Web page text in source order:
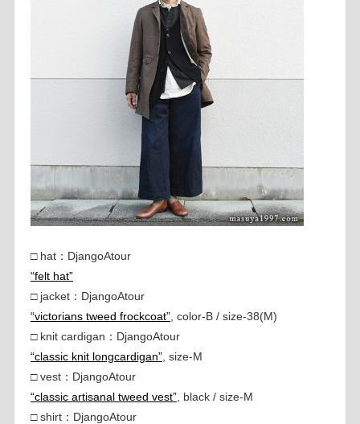
□ hat：DjangoAtour
“felt hat”
□ jacket：DjangoAtour
“victorians tweed frockcoat”, color-B / size-38(M)
□ knit cardigan：DjangoAtour
“classic knit longcardigan”, size-M
□ vest：DjangoAtour
“classic artisanal tweed vest”, black / size-M
□ shirt：DjangoAtour